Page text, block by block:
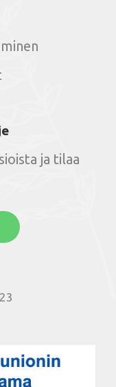
ja tilaa